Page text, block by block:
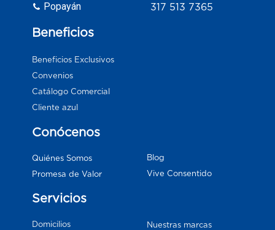
Popayán
317 513 7365
Beneficios
Beneficios Exclusivos
Convenios
Catálogo Comercial
Cliente azul
Conócenos
Quiénes Somos
Promesa de Valor
Blog
Vive Consentido
Servicios
Domicilios
Nuestras marcas